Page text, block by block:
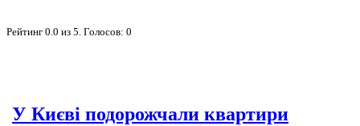
Рейтинг 0.0 из 5. Голосов: 0
У Києві подорожчали квартири